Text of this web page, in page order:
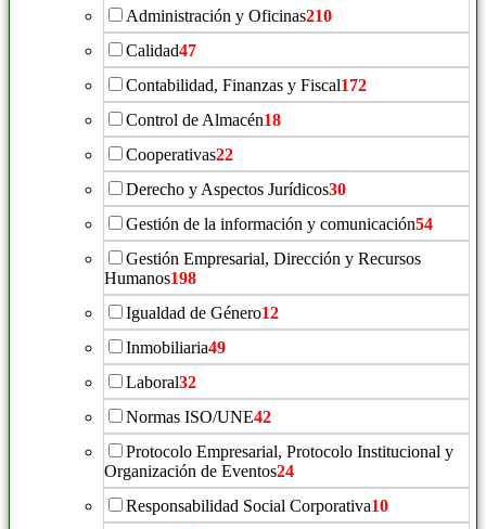
Administración y Oficinas210
Calidad47
Contabilidad, Finanzas y Fiscal172
Control de Almacén18
Cooperativas22
Derecho y Aspectos Jurídicos30
Gestión de la información y comunicación54
Gestión Empresarial, Dirección y Recursos
Humanos198
Igualdad de Género12
Inmobiliaria49
Laboral32
Normas ISO/UNE42
Protocolo Empresarial, Protocolo Institucional y
Organización de Eventos24
Responsabilidad Social Corporativa10